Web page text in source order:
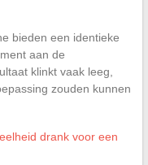
bieden een identieke
aan de
klinkt vaak leeg,
zouden kunnen
drank voor een